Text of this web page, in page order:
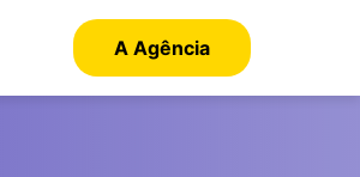
A Agência